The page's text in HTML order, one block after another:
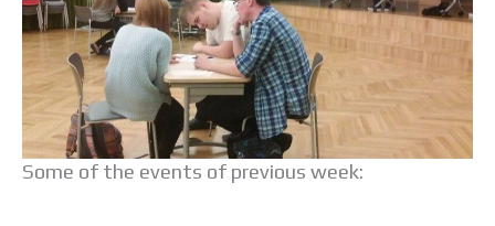
Some of the events of previous week: